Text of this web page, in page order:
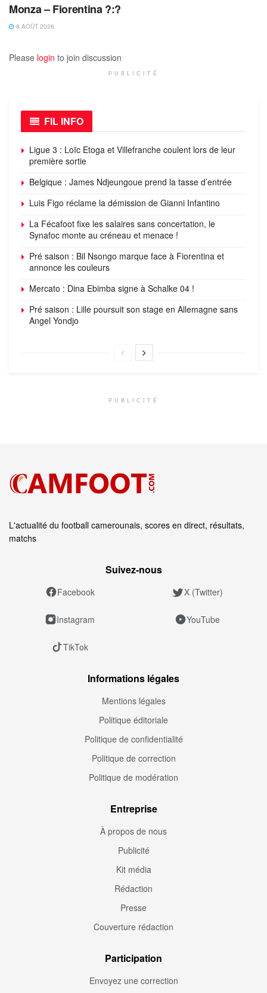
Monza – Fiorentina ?:?
8 AOÛT 2026
Please login to join discussion
PUBLICITÉ
FIL INFO
Ligue 3 : Loïc Etoga et Villefranche coulent lors de leur
première sortie
Belgique : James Ndjeungoue prend la tasse d’entrée
Luis Figo réclame la démission de Gianni Infantino
La Fécafoot fixe les salaires sans concertation, le
Synafoc monte au créneau et menace !
Pré saison : Bil Nsongo marque face à Fiorentina et
annonce les couleurs
Mercato : Dina Ebimba signe à Schalke 04 !
Pré saison : Lille poursuit son stage en Allemagne sans
Angel Yondjo
PUBLICITÉ
L'actualité du football camerounais, scores en direct, résultats,
matchs
Suivez‑nous
Facebook X (Twitter)
Instagram YouTube
TikTok
Informations légales
Mentions légales
Politique éditoriale
Politique de confidentialité
Politique de correction
Politique de modération
Entreprise
À propos de nous
Publicité
Kit média
Rédaction
Presse
Couverture rédaction
Participation
Envoyez une correction